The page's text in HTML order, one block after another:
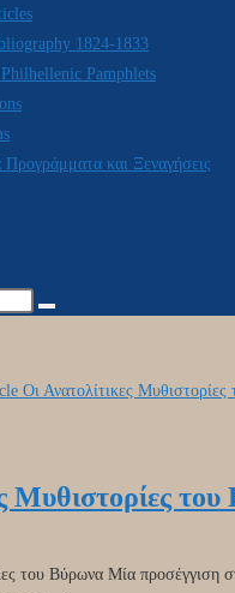
1824-1833
Pamphlets
Προγράμματα και Ξεναγήσεις
Μυθιστορίες
του Βύρωνα Μία